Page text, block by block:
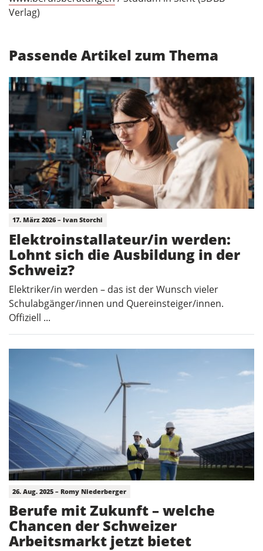
Verlag)
Passende Artikel zum Thema
17. März 2026 – Ivan Storchi
Elektroinstallateur/in werden:
Lohnt sich die Ausbildung in der
Schweiz?
Elektriker/in werden – das ist der Wunsch vieler
Schulabgänger/innen und Quereinsteiger/innen.
Offiziell ...
26. Aug. 2025 – Romy Niederberger
Berufe mit Zukunft – welche
Chancen der Schweizer
Arbeitsmarkt jetzt bietet